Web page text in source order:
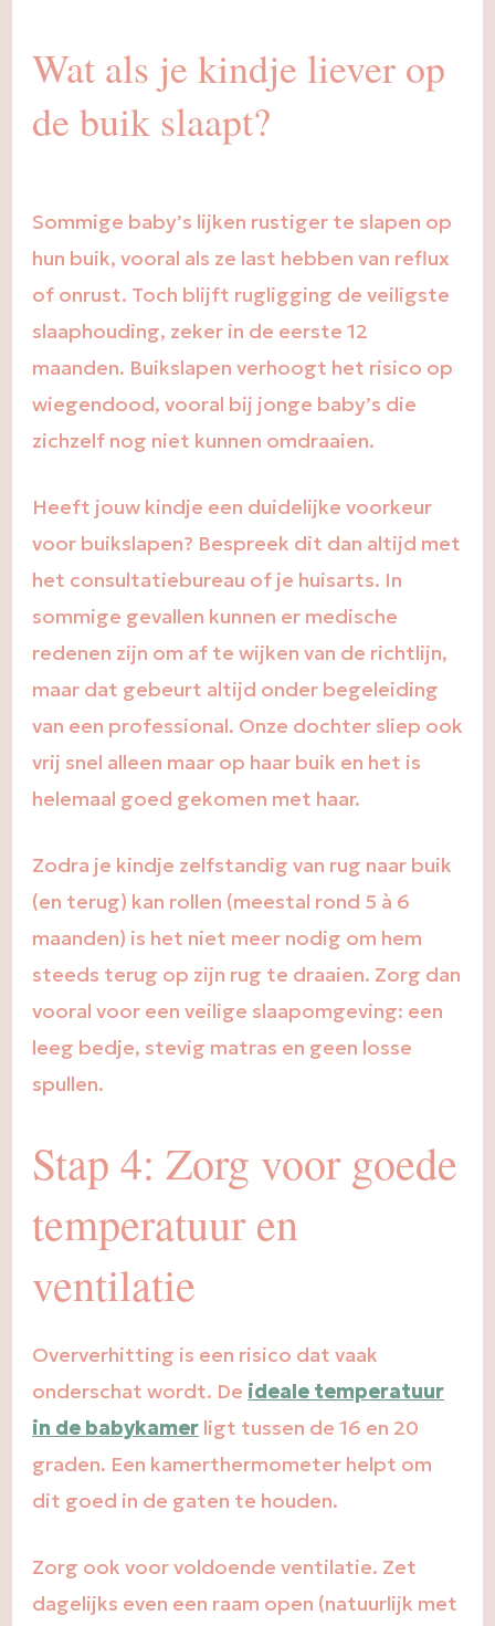
Wat als je kindje liever op
de buik slaapt?
Sommige baby’s lijken rustiger te slapen op
hun buik, vooral als ze last hebben van reflux
of onrust. Toch blijft rugligging de veiligste
slaaphouding, zeker in de eerste 12
maanden. Buikslapen verhoogt het risico op
wiegendood, vooral bij jonge baby’s die
zichzelf nog niet kunnen omdraaien.
Heeft jouw kindje een duidelijke voorkeur
voor buikslapen? Bespreek dit dan altijd met
het consultatiebureau of je huisarts. In
sommige gevallen kunnen er medische
redenen zijn om af te wijken van de richtlijn,
maar dat gebeurt altijd onder begeleiding
van een professional. Onze dochter sliep ook
vrij snel alleen maar op haar buik en het is
helemaal goed gekomen met haar.
Zodra je kindje zelfstandig van rug naar buik
(en terug) kan rollen (meestal rond 5 à 6
maanden) is het niet meer nodig om hem
steeds terug op zijn rug te draaien. Zorg dan
vooral voor een veilige slaapomgeving: een
leeg bedje, stevig matras en geen losse
spullen.
Stap 4: Zorg voor goede
temperatuur en
ventilatie
Oververhitting is een risico dat vaak
onderschat wordt. De ideale temperatuur
in de babykamer ligt tussen de 16 en 20
graden. Een kamerthermometer helpt om
dit goed in de gaten te houden.
Zorg ook voor voldoende ventilatie. Zet
dagelijks even een raam open (natuurlijk met